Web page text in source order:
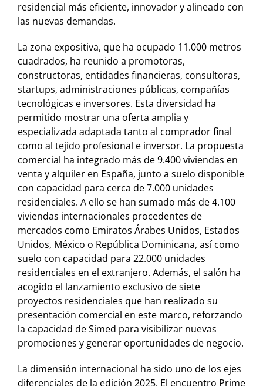
residencial más eficiente, innovador y alineado con
las nuevas demandas.
La zona expositiva, que ha ocupado 11.000 metros
cuadrados, ha reunido a promotoras,
constructoras, entidades financieras, consultoras,
startups, administraciones públicas, compañías
tecnológicas e inversores. Esta diversidad ha
permitido mostrar una oferta amplia y
especializada adaptada tanto al comprador final
como al tejido profesional e inversor. La propuesta
comercial ha integrado más de 9.400 viviendas en
venta y alquiler en España, junto a suelo disponible
con capacidad para cerca de 7.000 unidades
residenciales. A ello se han sumado más de 4.100
viviendas internacionales procedentes de
mercados como Emiratos Árabes Unidos, Estados
Unidos, México o República Dominicana, así como
suelo con capacidad para 22.000 unidades
residenciales en el extranjero. Además, el salón ha
acogido el lanzamiento exclusivo de siete
proyectos residenciales que han realizado su
presentación comercial en este marco, reforzando
la capacidad de Simed para visibilizar nuevas
promociones y generar oportunidades de negocio.
La dimensión internacional ha sido uno de los ejes
diferenciales de la edición 2025. El encuentro Prime